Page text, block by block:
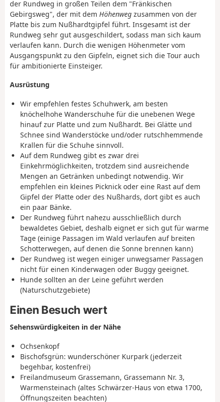
der Rundweg in großen Teilen dem "Fränkischen
Gebirgsweg", der mit dem Höhenweg zusammen von der
Platte bis zum Nußhardtgipfel führt. Insgesamt ist der
Rundweg sehr gut ausgeschildert, sodass man sich kaum
verlaufen kann. Durch die wenigen Höhenmeter vom
Ausgangspunkt zu den Gipfeln, eignet sich die Tour auch
für ambitionierte Einsteiger.
Ausrüstung
Wir empfehlen festes Schuhwerk, am besten
knöchelhohe Wanderschuhe für die unebenen Wege
hinauf zur Platte und zum Nußhardt. Bei Glätte und
Schnee sind Wanderstöcke und/oder rutschhemmende
Krallen für die Schuhe sinnvoll.
Auf dem Rundweg gibt es zwar drei
Einkehrmöglichkeiten, trotzdem sind ausreichende
Mengen an Getränken unbedingt notwendig. Wir
empfehlen ein kleines Picknick oder eine Rast auf dem
Gipfel der Platte oder des Nußhards, dort gibt es auch
ein paar Bänke.
Der Rundweg führt nahezu ausschließlich durch
bewaldetes Gebiet, deshalb eignet er sich gut für warme
Tage (einige Passagen im Wald verlaufen auf breiten
Schotterwegen, auf denen die Sonne brennen kann)
Der Rundweg ist wegen einiger unwegsamer Passagen
nicht für einen Kinderwagen oder Buggy geeignet.
Hunde sollten an der Leine geführt werden
(Naturschutzgebiete)
Einen Besuch wert
Sehenswürdigkeiten in der Nähe
Ochsenkopf
Bischofsgrün: wunderschöner Kurpark (jederzeit
begehbar, kostenfrei)
Freilandmuseum Grassemann, Grassemann Nr. 3,
Warmensteinach (altes Schwärzer-Haus von etwa 1700,
Öffnungszeiten beachten)